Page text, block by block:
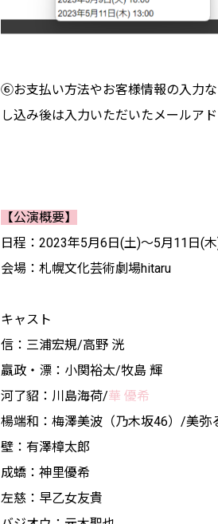
⑥お支払い方法やお客様情報の入力な
し込み後は入力いただいたメールア
【公演概要】
日程：2023年5月6日(土)～5月11日(
会場：札幌文化芸術劇場hitaru
キャスト
信：三浦宏規/高野 洸
嬴政・漂：小関裕太/牧島 輝
河了貂：川島海荷/華 優希
楊端和：梅澤美波（乃木坂46）/美弥
壁：有澤樟太郎
成蟜：神里優希
左慈：早乙女友貴